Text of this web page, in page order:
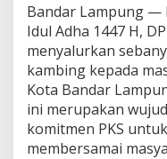
Bandar Lampung —
Idul Adha 1447 H,
menyalurkan
kambing kepada
Kota Bandar
ini merupakan
komitmen PKS
membersamai